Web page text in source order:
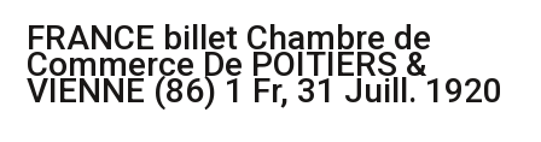
FRANCE billet Chambre de
Commerce De POITIERS &
VIENNE (86) 1 Fr, 31 Juill. 1920